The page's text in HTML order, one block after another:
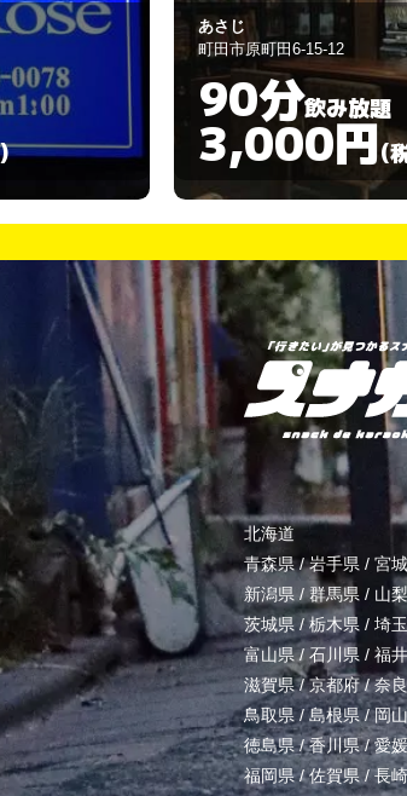
ＰＵＢ カトレア
多摩市一ノ宮2-11-18
60分飲み放題
3,000円(
北海道
青森県/岩手県 / 宮
新潟県 / 群馬県 / 山
茨城県 / 栃木県 / 埼
富山県/ 石川県 / 福
滋賀県/京都府/奈
鳥取県/島根県/岡
徳島県/香川県/愛
福岡県/佐賀県/長